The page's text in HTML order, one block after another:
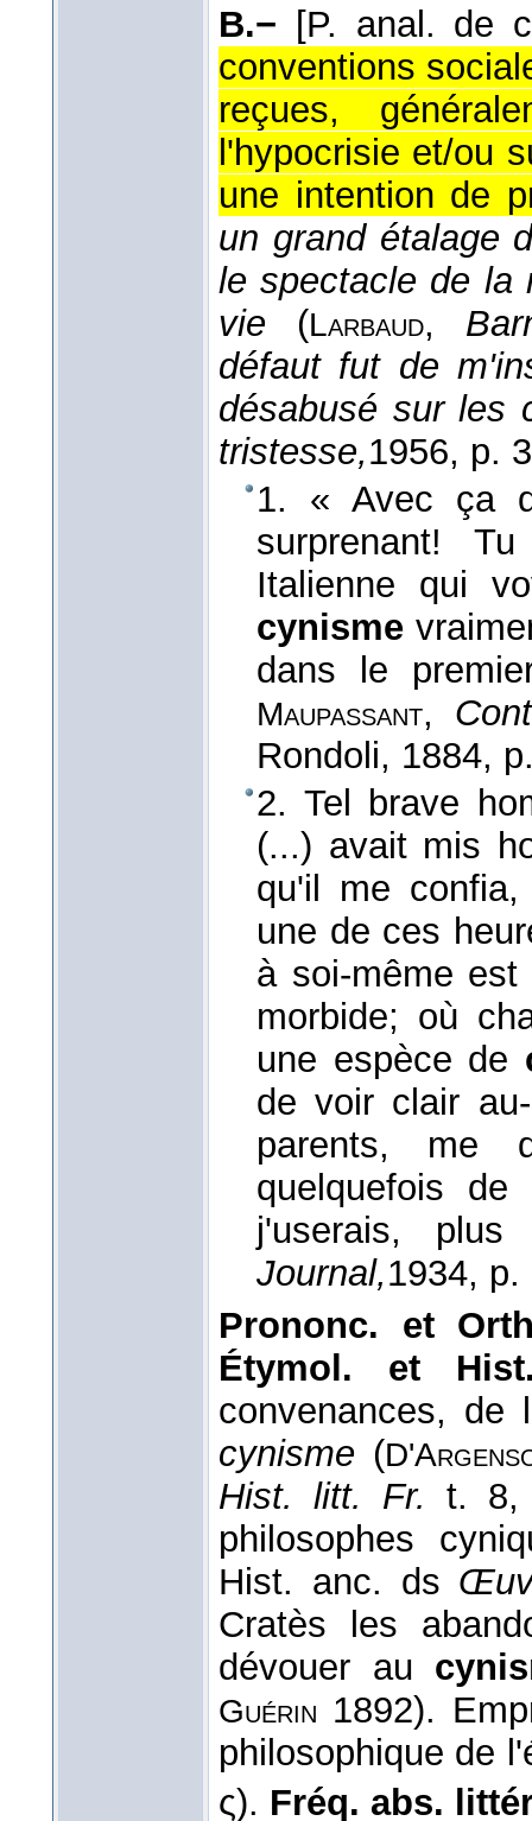
B.− [P. anal. de
conventions
reçues,
l'hypocrisie et/ou
une intention de
un grand étalage
le spectacle de la
vie (Larbaud,
défaut fut de
désabusé sur les
tristesse,1956, p.
1. « Avec ça
surprenant!
Italienne qui
cynisme
dans le
Maupassant,
Rondoli, 1884,
2. Tel brave
(...) avait mis
qu'il me
une de ces
à soi-même
morbide; où
une espèce de
de voir clair
parents, me
quelquefois
j'userais,
Journal,1934, p.
Prononc. et
Étymol. et
convenances,
cynisme (
Hist. litt. Fr. t.
philosophes
Hist. anc. ds
Cratès les
dévouer au
Guérin 1892).
philosophique de
ς). Fréq. abs.